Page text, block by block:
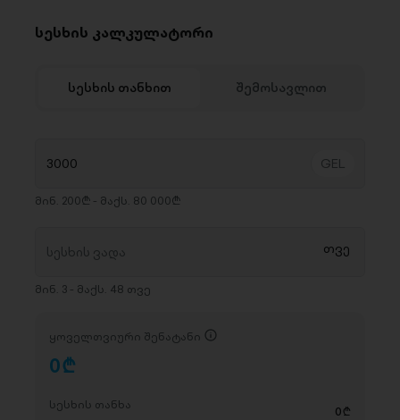
სესხის კალკულატორი
სესხის თანხით შემოსავლით
მინ. 200₾ - მაქს. 80 000₾
მინ. 3 - მაქს. 48 თვე
ყოველთვიური შენატანი
0D
სესხის თანხა 0 D